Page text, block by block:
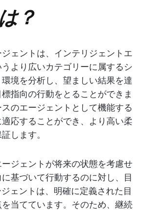
？
ェントは、インテリジェントエ
より広いカテゴリーに属するシ
境を分析し、望ましい結果を達
指向の行動をとることができま
のエージェントとして機能する
応することができ、より高い柔
します。
ジェントが将来の状態を考慮せ
基づいて行動するのに対し、目
ェントは、明確に定義された目
当てています。そのため、継続